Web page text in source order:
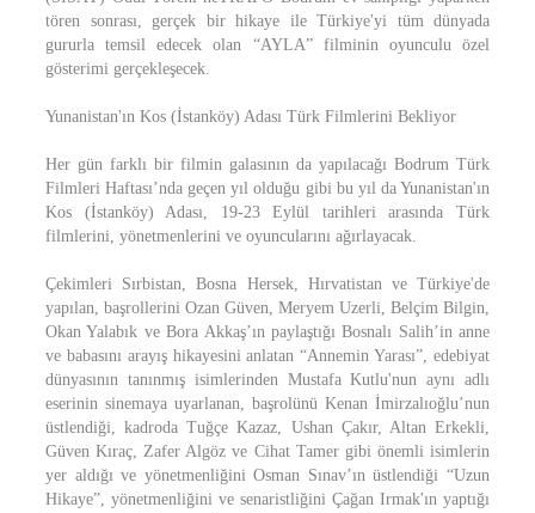
tören sonrası, gerçek bir hikaye ile Türkiye'yi tüm dünyada
gururla temsil edecek olan “AYLA” filminin oyunculu özel
gösterimi gerçekleşecek.
Yunanistan'ın Kos (İstanköy) Adası Türk Filmlerini Bekliyor
Her gün farklı bir filmin galasının da yapılacağı Bodrum Türk
Filmleri Haftası’nda geçen yıl olduğu gibi bu yıl da Yunanistan'ın
Kos (İstanköy) Adası, 19-23 Eylül tarihleri arasında Türk
filmlerini, yönetmenlerini ve oyuncularını ağırlayacak.
Çekimleri Sırbistan, Bosna Hersek, Hırvatistan ve Türkiye'de
yapılan, başrollerini Ozan Güven, Meryem Uzerli, Belçim Bilgin,
Okan Yalabık ve Bora Akkaş’ın paylaştığı Bosnalı Salih’in anne
ve babasını arayış hikayesini anlatan “Annemin Yarası”, edebiyat
dünyasının tanınmış isimlerinden Mustafa Kutlu'nun aynı adlı
eserinin sinemaya uyarlanan, başrolünü Kenan İmirzalıoğlu’nun
üstlendiği, kadroda Tuğçe Kazaz, Ushan Çakır, Altan Erkekli,
Güven Kıraç, Zafer Algöz ve Cihat Tamer gibi önemli isimlerin
yer aldığı ve yönetmenliğini Osman Sınav’ın üstlendiği “Uzun
Hikaye”, yönetmenliğini ve senaristliğini Çağan Irmak'ın yaptığı